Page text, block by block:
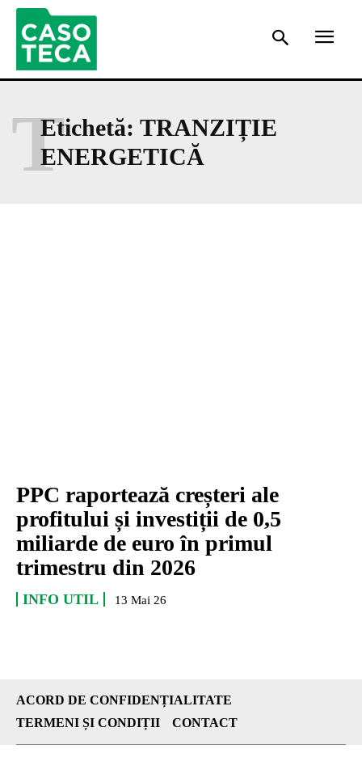
Etichetă: TRANZIȚIE
ENERGETICĂ
T
PPC raportează creșteri ale
profitului și investiții de 0,5
miliarde de euro în primul
trimestru din 2026
INFO UTIL 13 Mai 26
ACORD DE CONFIDENȚIALITATE
TERMENI ȘI CONDIȚII
CONTACT